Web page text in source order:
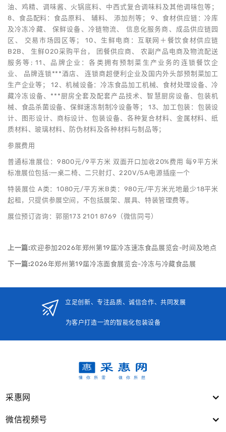
油、鸡精、调味酱、火锅底料、中西式复合调味料及其他调味包等；
8、食品配料：食品原料、 辅料、 添加剂等； 9、食材供应链：冷库
及冷冻冷藏、 保鲜设备、冷链物流、 信息化服务商、成品供应链园
区、 交易市场园区等； 10、生鲜电商：互联网＋餐饮食材供应链
B2B、 生鲜O2O采购平台， 团餐供应商、 农副产品电商及物流配送
服务等; 11、品牌企业：各类拥有预制菜生产业务的连锁餐饮企
业、 品牌连锁***酒店、 连锁商超便利企业及国内外头部预制菜加工
生产企业等； 12、机械设备：冷冻食品加工机械、食材处理设备、冷
藏冷冻设备、***厨房全套及配套产品技术、智慧厨房设备、包装机
械、食品杀菌设备、保鲜速冻制制冷设备等； 13、加工包装：包装设
计、图形设计、商标设计、包装设备、各种复合材料、金属材料、纸
质材料、玻璃材料、防伪材料及各种材料与制品等；
参展费用
普通标准展位：9800元/9平方米 双面开口加收20%费用 每9平方米
标准展位包括:一桌二椅、二只射灯、220V/5A电源插座一个
特装展位 A类：1080元/平方米B类：980元/平方米光地最少18平米
起租，只提供参展空间，不包括展架、展具、特装管理费等。
展位预订咨询：郭丽173 2101 8769（微信同号）
上一篇:欢迎参加2026年郑州第19届冷冻速冻食品展览会-时间及地点
下一篇:2026年郑州第19届冷冻面食展览会-冷冻与冷藏食品展
立足创新、专注品质、诚信合作、共同发展
为客户打造一流的智能化包装设备
采惠网
微信视频号